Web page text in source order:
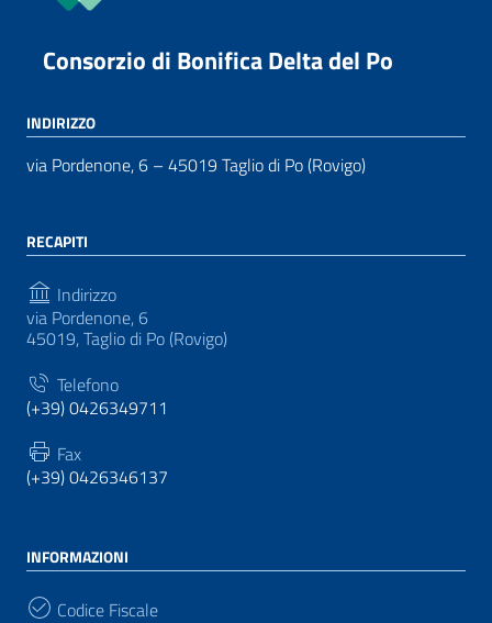
Consorzio di Bonifica Delta del Po
INDIRIZZO
via Pordenone, 6 – 45019 Taglio di Po (Rovigo)
RECAPITI
Indirizzo
via Pordenone, 6
45019, Taglio di Po (Rovigo)
Telefono
(+39) 0426349711
Fax
(+39) 0426346137
INFORMAZIONI
Codice Fiscale